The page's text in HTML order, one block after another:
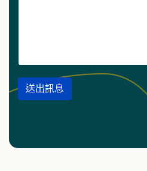
送出訊息